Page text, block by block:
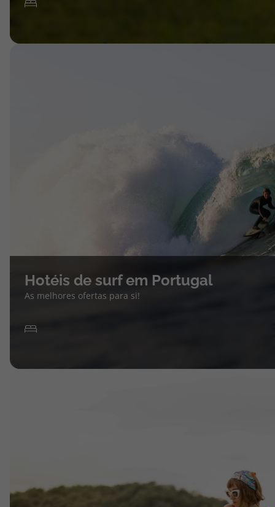
Hotéis de surf em Portugal
As melhores ofertas para si!